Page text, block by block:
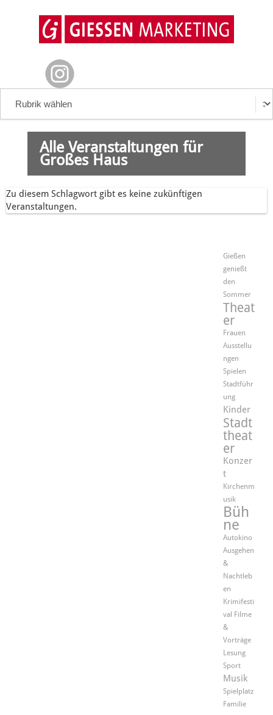
Alle Veranstaltungen für
Großes Haus
Zu diesem Schlagwort gibt es keine zukünftigen
Veranstaltungen.
Gießen
genießt
den
Sommer
Theat
er
Frauen
Ausstellu
ngen
Spielen
Stadtführ
ung
Kinder
Stadt
theat
er
Konzer
t
Kirchenm
usik
Büh
ne
Autokino
Ausgehen
&
Nachtleb
en
Krimifesti
val Filme
&
Vorträge
Lesung
Sport
Musik
Spielplatz
Familie